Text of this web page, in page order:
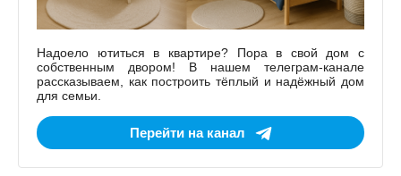
Надоело ютиться в квартире? Пора в свой дом с
собственным двором! В нашем телеграм-канале
рассказываем, как построить тёплый и надёжный дом
для семьи.
Перейти на канал